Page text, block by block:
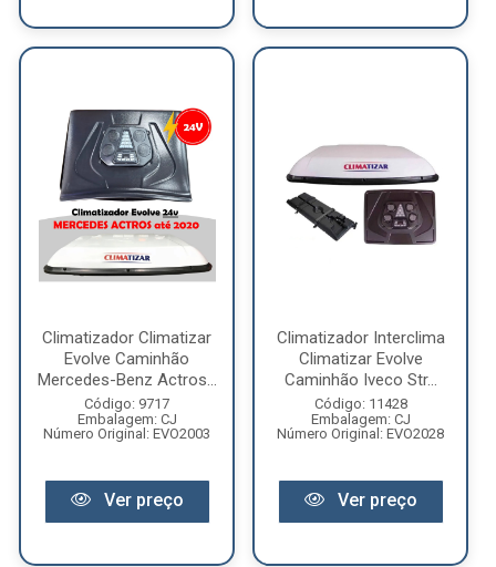
Climatizador Climatizar
Evolve Caminhão
Mercedes-Benz Actros...
Código: 9717
Embalagem: CJ
Número Original: EVO2003
Ver preço
Climatizador Interclima
Climatizar Evolve
Caminhão Iveco Str...
Código: 11428
Embalagem: CJ
Número Original: EVO2028
Ver preço